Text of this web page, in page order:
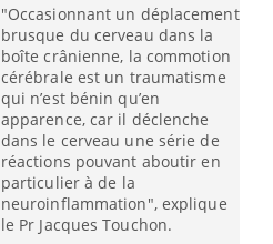
"Occasionnant un déplacement
brusque du cerveau dans la
boîte crânienne, la commotion
cérébrale est un traumatisme
qui n’est bénin qu’en
apparence, car il déclenche
dans le cerveau une série de
réactions pouvant aboutir en
particulier à de la
neuroinflammation", explique
le Pr Jacques Touchon.